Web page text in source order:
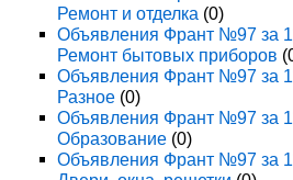
Ремонт и отделка (0)
Объявления Франт №97 за
Ремонт бытовых приборов
Объявления Франт №97 за
Разное (0)
Объявления Франт №97 за
Образование (0)
Объявления Франт №97 за